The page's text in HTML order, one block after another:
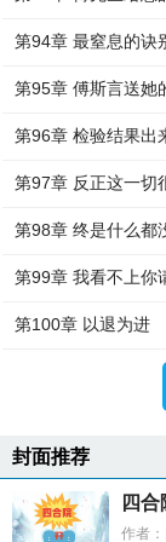
第94章 最窒息的诀
第95章 傅斯言送她
第96章 检验结果出
第97章 反正这一切
第98章 终是什么都
第99章 我看不上你
第100章 以退为进
封面推荐
四
作者